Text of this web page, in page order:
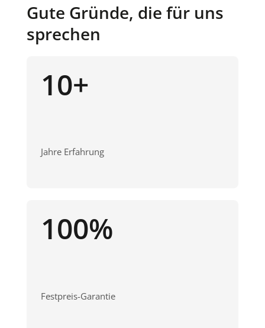
Gute Gründe, die für uns
sprechen
10+
Jahre Erfahrung
100%
Festpreis-Garantie